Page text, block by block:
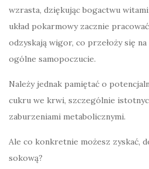
wzrasta, dziękując bogactwu
układ pokarmowy zacznie
odzyskają wigor, co przełoży się
ogólne samopoczucie.
Należy jednak pamiętać o
cukru we krwi, szczególnie
zaburzeniami metabolicznymi.
Ale co konkretnie możesz zyskać,
sokową?